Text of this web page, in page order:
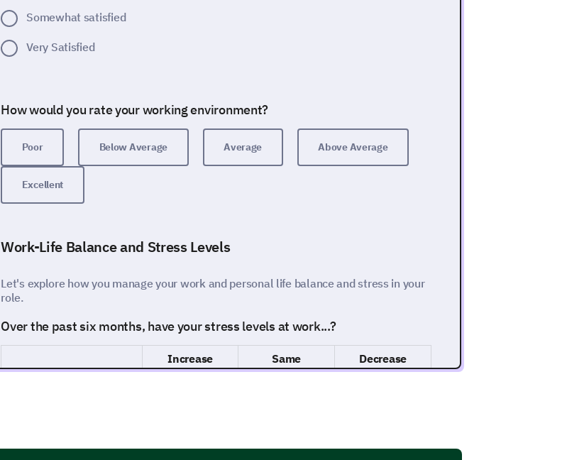
Somewhat satisfied
Very Satisfied
How would you rate your working environment?
Poor Below Average Average Above Average
Excellent
Work-Life Balance and Stress Levels
Let's explore how you manage your work and personal life balance and stress in your
role.
Over the past six months, have your stress levels at work...?
Increase Same Decrease
Are you able to maintain a balance between your work and personal life?